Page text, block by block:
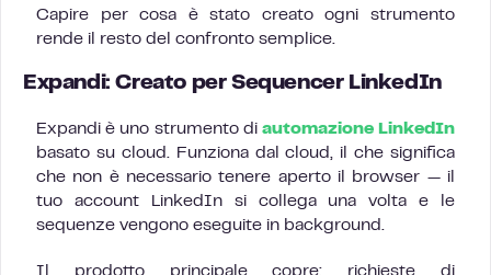
Capire per cosa è stato creato ogni strumento
rende il resto del confronto semplice.
Expandi: Creato per Sequencer LinkedIn
Expandi è uno strumento di automazione LinkedIn
basato su cloud. Funziona dal cloud, il che significa
che non è necessario tenere aperto il browser — il
tuo account LinkedIn si collega una volta e le
sequenze vengono eseguite in background.
Il prodotto principale copre: richieste di